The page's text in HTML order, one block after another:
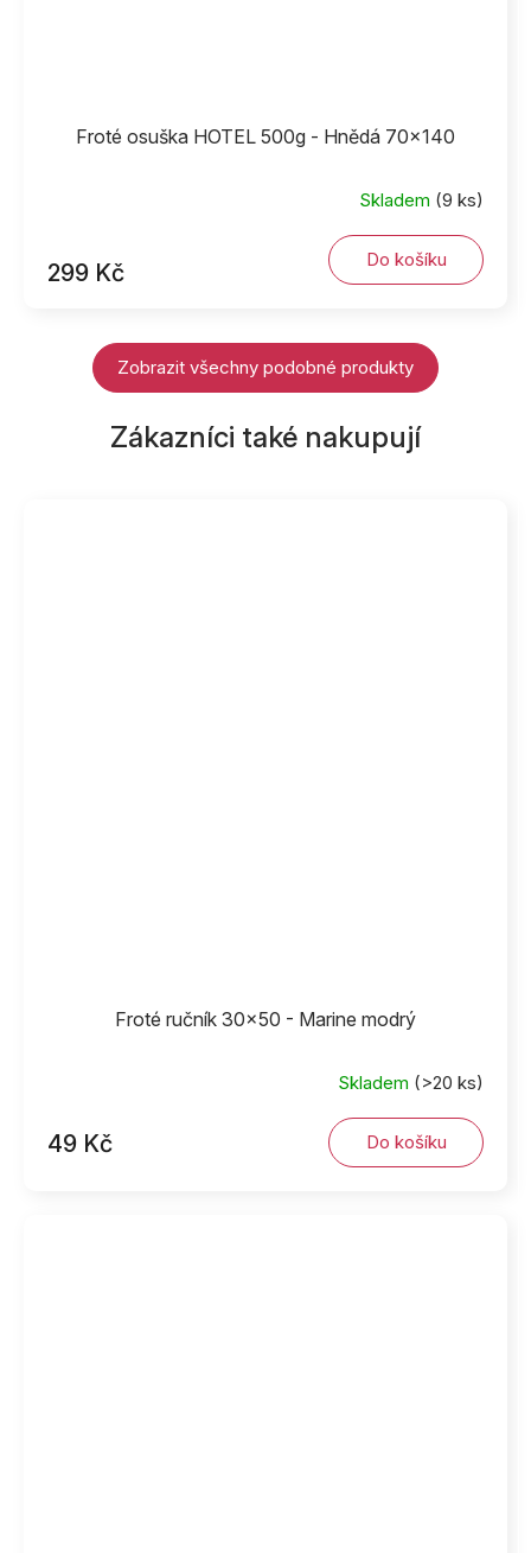
Froté osuška HOTEL 500g - Hnědá 70x140
Skladem (9 ks)
299 Kč Do košíku
Zobrazit všechny podobné produkty
Zákazníci také nakupují
Froté ručník 30x50 - Marine modrý
Skladem (>20 ks)
49 Kč Do košíku